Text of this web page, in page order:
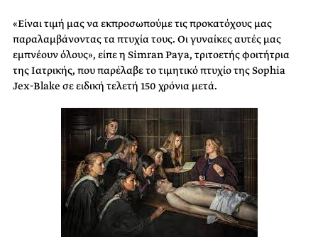
«Είναι τιμή μας να εκπροσωπούμε τις προκατόχους μας
παραλαμβάνοντας τα πτυχία τους. Οι γυναίκες αυτές μας
εμπνέουν όλους», είπε η Simran Paya, τριτοετής φοιτήτρια
της Ιατρικής, που παρέλαβε το τιμητικό πτυχίο της Sophia
Jex-Blake σε ειδική τελετή 150 χρόνια μετά.